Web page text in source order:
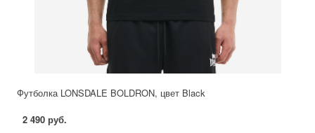
Футболка LONSDALE BOLDRON, цвет Black
2 490 руб.